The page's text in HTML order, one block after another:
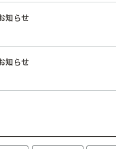
知らせ
知らせ